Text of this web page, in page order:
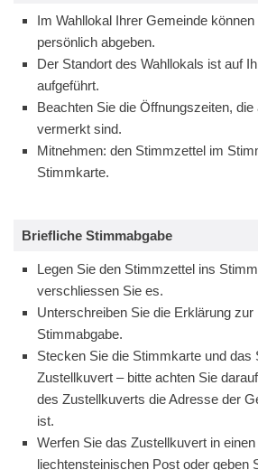
Im Wahllokal Ihrer Gemeinde
persönlich abgeben.
Der Standort des Wahllokals ist auf
aufgeführt.
Beachten Sie die Öffnungszeiten,
vermerkt sind.
Mitnehmen: den Stimmzettel im
Stimmkarte.
Briefliche Stimmabgabe
Legen Sie den Stimmzettel ins
verschliessen Sie es.
Unterschreiben Sie die Erklärung zur
Stimmabgabe.
Stecken Sie die Stimmkarte und das
Zustellkuvert – bitte achten Sie
des Zustellkuverts die Adresse der
ist.
Werfen Sie das Zustellkuvert in
liechtensteinischen Post oder geben